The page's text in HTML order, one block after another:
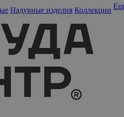
Надувные изделия Коллекции